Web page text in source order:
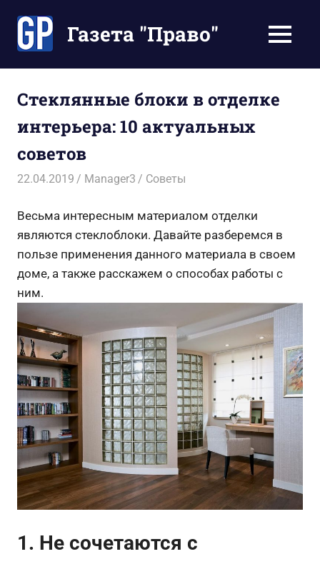
содержимомуГазета "Право"
экономят
Ваше
время
МЕНЮ
Стеклянные блоки в отделке
интерьера: 10 актуальных
советов
22.04.2019 Manager3 Советы
Весьма интересным материалом отделки
являются стеклоблоки. Давайте разберемся в
пользе применения данного материала в своем
доме, а также расскажем о способах работы с
ним.
1. Не сочетаются с